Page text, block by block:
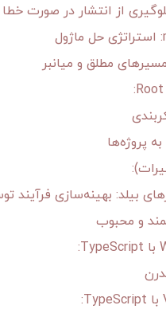
بیلد: بهینه‌سازی فرآیند